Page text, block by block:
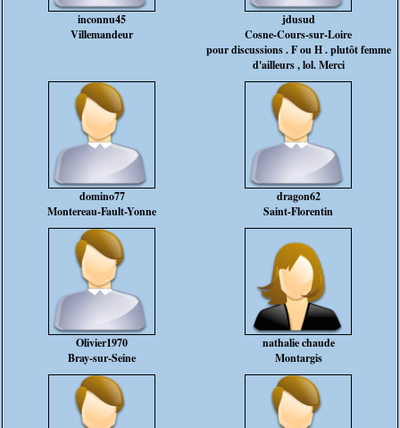
inconnu45
Villemandeur
jdusud
Cosne-Cours-sur-Loire
pour discussions . F ou H . plutôt femme
d'ailleurs , lol. Merci
domino77
Montereau-Fault-Yonne
dragon62
Saint-Florentin
Olivier1970
Bray-sur-Seine
nathalie chaude
Montargis